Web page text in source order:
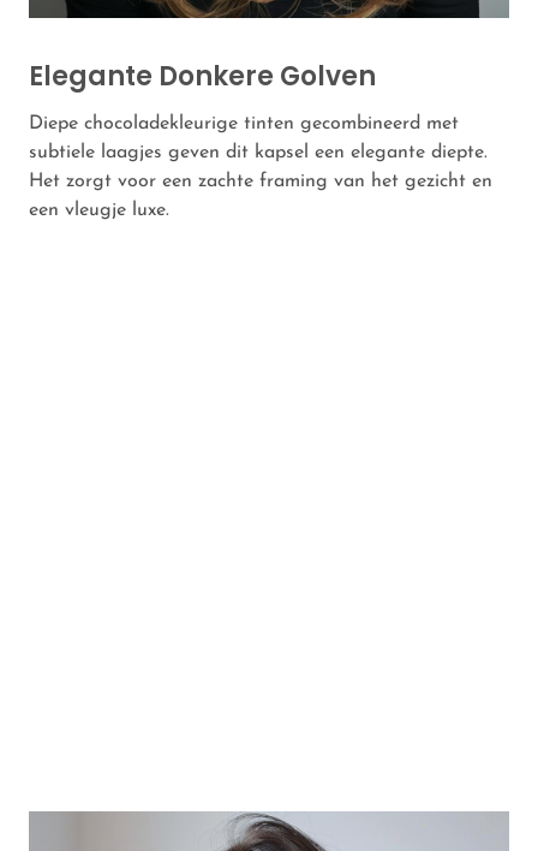
Elegante Donkere Golven
Diepe chocoladekleurige tinten gecombineerd met
subtiele laagjes geven dit kapsel een elegante diepte.
Het zorgt voor een zachte framing van het gezicht en
een vleugje luxe.